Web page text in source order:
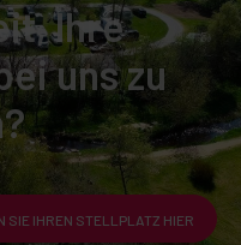
Ihre
uns zu
SIE IHREN STELLPLATZ HIER